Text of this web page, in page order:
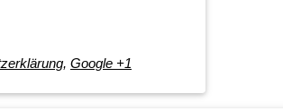
, Google +1